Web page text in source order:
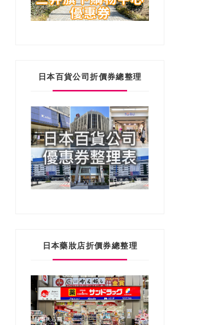
日本百貨公司折價券總整理
日本藥妝店折價券總整理